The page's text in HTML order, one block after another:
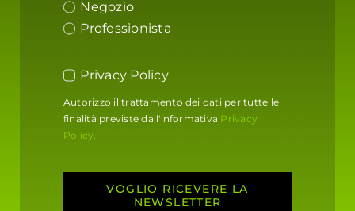
Negozio
Professionista
Privacy Policy
Autorizzo il trattamento dei dati per tutte le
finalità previste dall'informativa Privacy
Policy.
VOGLIO RICEVERE LA
NEWSLETTER